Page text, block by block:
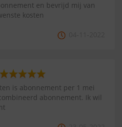
en bevrijd mij van
kosten
is abonnement per 1 mei
abonnement. Ik wil